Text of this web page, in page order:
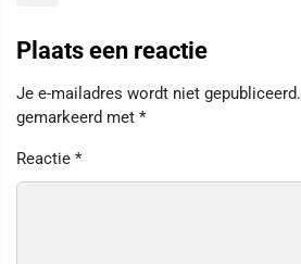
Plaats een reactie
Je e-mailadres wordt niet gepubliceerd.
gemarkeerd met *
Reactie *